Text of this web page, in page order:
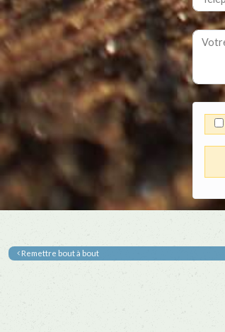
Remettre bout à bout